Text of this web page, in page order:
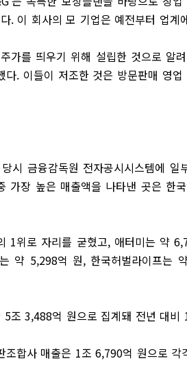
. 이 회사의 모 기업은 예전부터 업계
가를 띄우기 위해 설립한 것으로 알
. 이들이 저조한 것은 방문판매 영
시 금융감독원 전자공시시스템에
가장 높은 매출액을 나타낸 곳은 한
1위로 자리를 굳혔고, 애터미는 약
약 5,298억 원, 한국허벌라이프는
조 3,488억 원으로 집계돼 전년 대
조합사 매출은 1조 6,790억 원으로